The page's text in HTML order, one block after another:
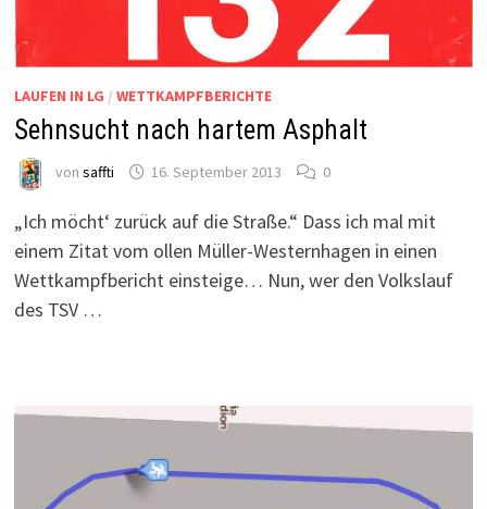
LAUFEN IN LG / WETTKAMPFBERICHTE
Sehnsucht nach hartem Asphalt
von saffti 16. September 2013 0
„Ich möcht‘ zurück auf die Straße.“ Dass ich mal mit
einem Zitat vom ollen Müller-Westernhagen in einen
Wettkampfbericht einsteige… Nun, wer den Volkslauf
des TSV …